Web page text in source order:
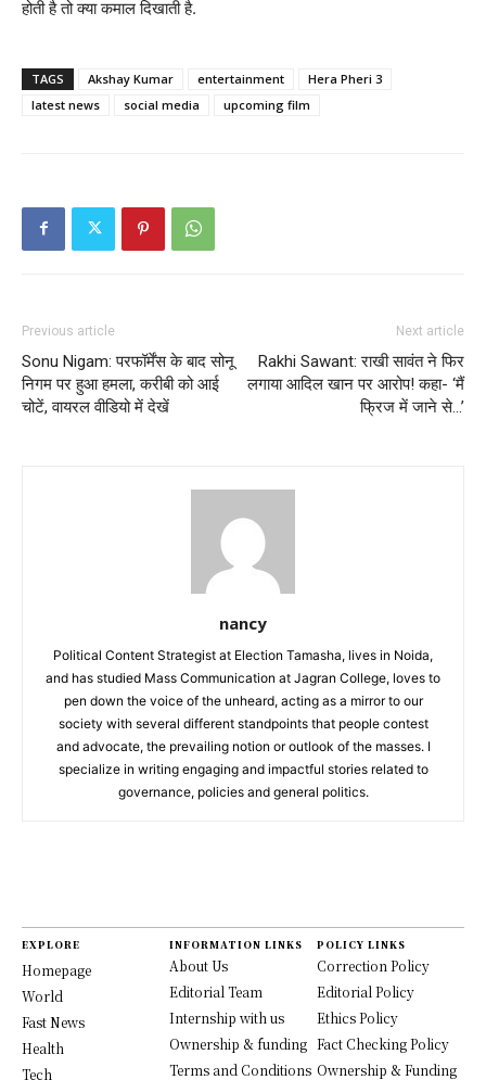
होती है तो क्या कमाल दिखाती है.
TAGS Akshay Kumar entertainment
Hera Pheri 3
latest news
social media upcoming film
Previous article
Sonu Nigam: परफॉर्मेंस के बाद सोनू
निगम पर हुआ हमला, करीबी को आई
चोटें, वायरल वीडियो में देखें
Next article
Rakhi Sawant: राखी सावंत ने फिर
लगाया आदिल खान पर आरोप! कहा- ‘मैं
फ्रिज में जाने से…’
nancy
Political Content Strategist at Election Tamasha, lives in Noida,
and has studied Mass Communication at Jagran College, loves to
pen down the voice of the unheard, acting as a mirror to our
society with several different standpoints that people contest
and advocate, the prevailing notion or outlook of the masses. I
specialize in writing engaging and impactful stories related to
governance, policies and general politics.
EXPLORE
Homepage
World
Fast News
Health
Tech
INFORMATION LINKS
About Us
Editorial Team
Internship with us
Ownership & funding
Terms and Conditions
POLICY LINKS
Correction Policy
Editorial Policy
Ethics Policy
Fact Checking Policy
Ownership & Funding